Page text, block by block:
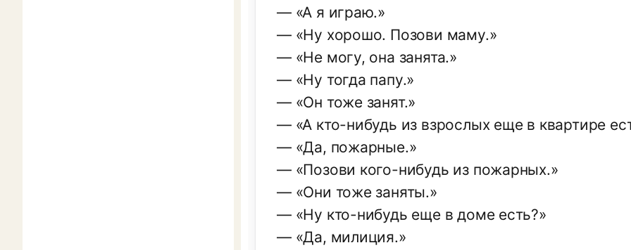
— «А я играю.»
— «Ну хорошо. Позови маму.»
— «Не могу, она занята.»
— «Ну тогда папу.»
— «Он тоже занят.»
— «А кто-нибудь из взрослых еще в квартире
— «Да, пожарные.»
— «Позови кого-нибудь из пожарных.»
— «Они тоже заняты.»
— «Ну кто-нибудь еще в доме есть?»
— «Да, милиция.»